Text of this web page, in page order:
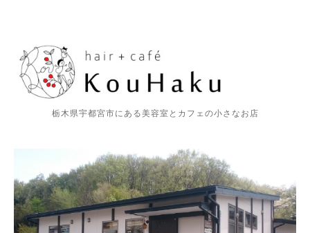
栃木県宇都宮市にある美容室とカフェの小さなお店